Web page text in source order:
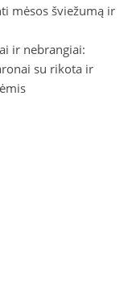
mėsos šviežumą ir
ir nebrangiai:
su rikota ir